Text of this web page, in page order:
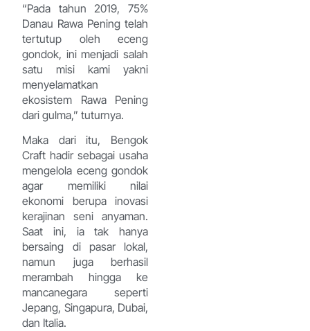
“Pada tahun 2019, 75%
Danau Rawa Pening telah
tertutup oleh eceng
gondok, ini menjadi salah
satu misi kami yakni
menyelamatkan
ekosistem Rawa Pening
dari gulma,” tuturnya.
Maka dari itu, Bengok
Craft hadir sebagai usaha
mengelola eceng gondok
agar memiliki nilai
ekonomi berupa inovasi
kerajinan seni anyaman.
Saat ini, ia tak hanya
bersaing di pasar lokal,
namun juga berhasil
merambah hingga ke
mancanegara seperti
Jepang, Singapura, Dubai,
dan Italia.